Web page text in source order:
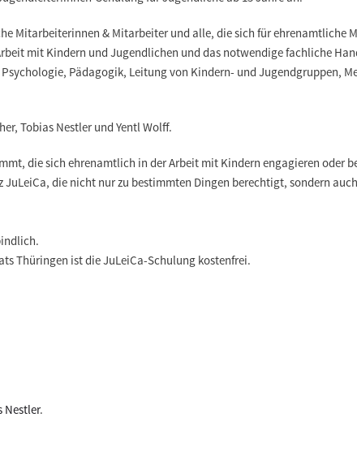
Mitarbeiterinnen & Mitarbeiter und alle, die sich für ehrenamtliche
mit Kindern und Jugendlichen und das notwendige fachliche
Pädagogik, Leitung von Kindern- und Jugendgruppen,
Tobias Nestler und Yentl Wolff.
die sich ehrenamtlich in der Arbeit mit Kindern engagieren oder
die nicht nur zu bestimmten Dingen berechtigt, sondern
Thüringen ist die JuLeiCa-Schulung kostenfrei.
Nestler.